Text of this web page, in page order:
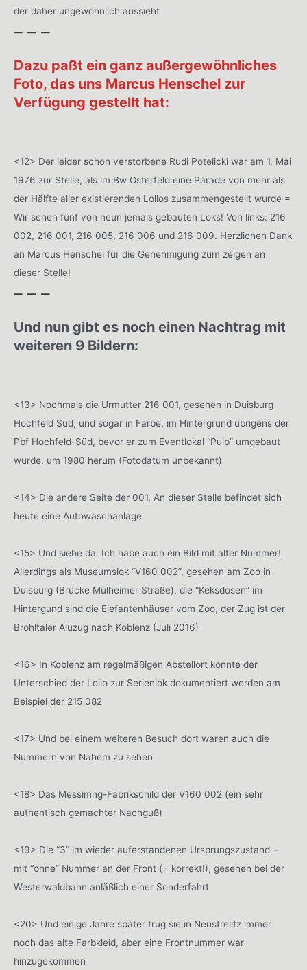
der daher ungewöhnlich aussieht
– – –
Dazu paßt ein ganz außergewöhnliches
Foto, das uns Marcus Henschel zur
Verfügung gestellt hat:
<12> Der leider schon verstorbene Rudi Potelicki war am 1. Mai
1976 zur Stelle, als im Bw Osterfeld eine Parade von mehr als
der Hälfte aller existierenden Lollos zusammengestellt wurde =
Wir sehen fünf von neun jemals gebauten Loks! Von links: 216
002, 216 001, 216 005, 216 006 und 216 009. Herzlichen Dank
an Marcus Henschel für die Genehmigung zum zeigen an
dieser Stelle!
– – –
Und nun gibt es noch einen Nachtrag mit
weiteren 9 Bildern:
<13> Nochmals die Urmutter 216 001, gesehen in Duisburg
Hochfeld Süd, und sogar in Farbe, im Hintergrund übrigens der
Pbf Hochfeld-Süd, bevor er zum Eventlokal “Pulp” umgebaut
wurde, um 1980 herum (Fotodatum unbekannt)
<14> Die andere Seite der 001. An dieser Stelle befindet sich
heute eine Autowaschanlage
<15> Und siehe da: Ich habe auch ein Bild mit alter Nummer!
Allerdings als Museumslok “V160 002”, gesehen am Zoo in
Duisburg (Brücke Mülheimer Straße), die “Keksdosen” im
Hintergund sind die Elefantenhäuser vom Zoo, der Zug ist der
Brohltaler Aluzug nach Koblenz (Juli 2016)
<16> In Koblenz am regelmäßigen Abstellort konnte der
Unterschied der Lollo zur Serienlok dokumentiert werden am
Beispiel der 215 082
<17> Und bei einem weiteren Besuch dort waren auch die
Nummern von Nahem zu sehen
<18> Das Messimng-Fabrikschild der V160 002 (ein sehr
authentisch gemachter Nachguß)
<19> Die “3” im wieder auferstandenen Ursprungszustand –
mit “ohne” Nummer an der Front (= korrekt!), gesehen bei der
Westerwaldbahn anläßlich einer Sonderfahrt
<20> Und einige Jahre später trug sie in Neustrelitz immer
noch das alte Farbkleid, aber eine Frontnummer war
hinzugekommen